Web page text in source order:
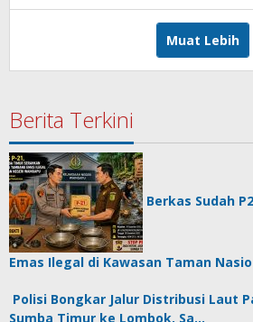
Muat Lebih
Berita Terkini
Berkas Sudah
Emas Ilegal di Kawasan Taman
Polisi Bongkar Jalur Distribusi Laut
Sumba Timur ke Lombok, Sa…